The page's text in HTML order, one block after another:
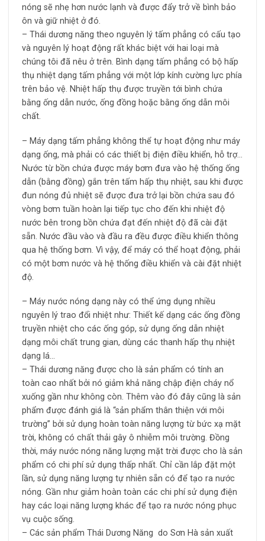
nóng sẽ nhẹ hơn nước lạnh và được đẩy trở về bình bảo
ôn và giữ nhiệt ở đó.
– Thái dương năng theo nguyên lý tấm phẳng có cấu tạo
và nguyên lý hoạt động rất khác biệt với hai loại mà
chúng tôi đã nêu ở trên. Bình dạng tấm phẳng có bộ hấp
thụ nhiệt dạng tấm phẳng với một lớp kính cường lực phía
trên bảo vệ. Nhiệt hấp thụ được truyền tới bình chứa
bằng ống dẫn nước, ống đồng hoặc bằng ống dẫn môi
chất.
– Máy dạng tấm phẳng không thể tự hoạt động như máy
dạng ống, mà phải có các thiết bị điện điều khiển, hỗ trợ…
Nước từ bồn chứa được máy bơm đưa vào hệ thống ống
dẫn (bằng đồng) gắn trên tấm hấp thụ nhiệt, sau khi được
đun nóng đủ nhiệt sẽ được đưa trở lại bồn chứa sau đó
vòng bơm tuần hoàn lại tiếp tục cho đến khi nhiệt độ
nước bên trong bồn chứa đạt đến nhiệt độ đã cài đặt
sẵn. Nước đầu vào và đầu ra đều được điều khiển thông
qua hệ thống bơm. Vì vậy, để máy có thể hoạt động, phải
có một bơm nước và hệ thống điều khiển và cài đặt nhiệt
độ.
– Máy nước nóng dạng này có thể ứng dụng nhiều
nguyên lý trao đổi nhiệt như: Thiết kế dạng các ống đồng
truyền nhiệt cho các ống góp, sử dụng ống dẫn nhiệt
dạng môi chất trung gian, dùng các thanh hấp thụ nhiệt
dạng lá…
– Thái dương năng được cho là sản phẩm có tính an
toàn cao nhất bởi nó giảm khả năng chập điện cháy nổ
xuống gần như không còn. Thêm vào đó đây cũng là sản
phẩm được đánh giá là “sản phẩm thân thiện với môi
trường” bởi sử dụng hoàn toàn năng lượng từ bức xạ mặt
trời, không có chất thải gây ô nhiễm môi trường. Đồng
thời, máy nước nóng năng lượng mặt trời được cho là sản
phẩm có chi phí sử dụng thấp nhất. Chỉ cần lắp đặt một
lần, sử dụng năng lượng tự nhiên sẵn có để tạo ra nước
nóng. Gần như giảm hoàn toàn các chi phí sử dụng điện
hay các loại năng lượng khác để tạo ra nước nóng phục
vụ cuộc sống.
– Các sản phẩm Thái Dương Năng do Sơn Hà sản xuất